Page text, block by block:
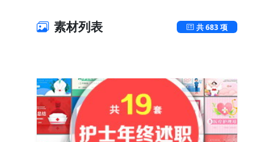
素材列表 共 683 项